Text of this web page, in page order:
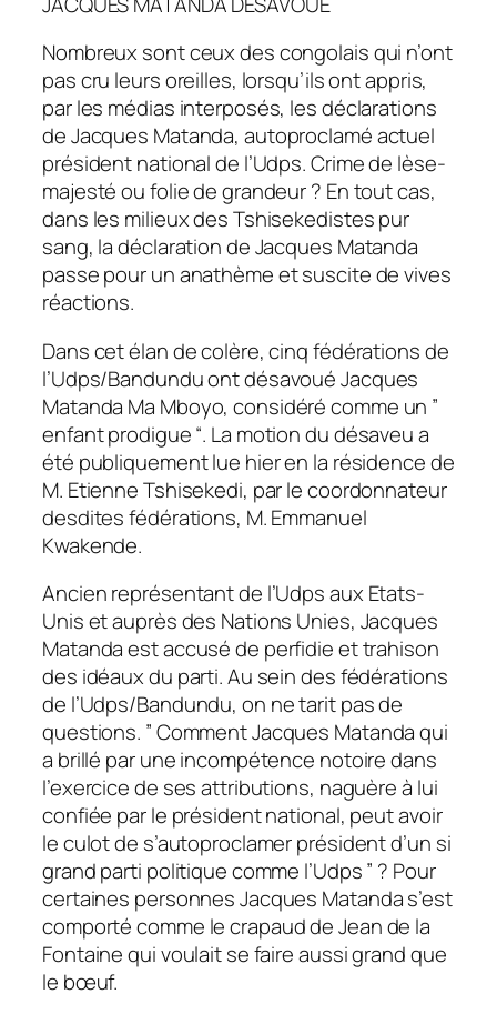
Nombreux sont ceux des congolais qui n’ont
pas cru leurs oreilles, lorsqu’ils ont appris,
par les médias interposés, les déclarations
de Jacques Matanda, autoproclamé actuel
président national de l’Udps. Crime de lèse-
majesté ou folie de grandeur ? En tout cas,
dans les milieux des Tshisekedistes pur
sang, la déclaration de Jacques Matanda
passe pour un anathème et suscite de vives
réactions.
Dans cet élan de colère, cinq fédérations de
l’Udps/Bandundu ont désavoué Jacques
Matanda Ma Mboyo, considéré comme un ”
enfant prodigue “. La motion du désaveu a
été publiquement lue hier en la résidence de
M. Etienne Tshisekedi, par le coordonnateur
desdites fédérations, M. Emmanuel
Kwakende.
Ancien représentant de l’Udps aux Etats-
Unis et auprès des Nations Unies, Jacques
Matanda est accusé de perfidie et trahison
des idéaux du parti. Au sein des fédérations
de l’Udps/Bandundu, on ne tarit pas de
questions. ” Comment Jacques Matanda qui
a brillé par une incompétence notoire dans
l’exercice de ses attributions, naguère à lui
confiée par le président national, peut avoir
le culot de s’autoproclamer président d’un si
grand parti politique comme l’Udps ” ? Pour
certaines personnes Jacques Matanda s’est
comporté comme le crapaud de Jean de la
Fontaine qui voulait se faire aussi grand que
le bœuf.